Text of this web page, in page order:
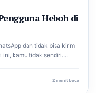
Heboh di
dan tidak bisa kirim
ini, kamu tidak sendiri....
2 menit baca